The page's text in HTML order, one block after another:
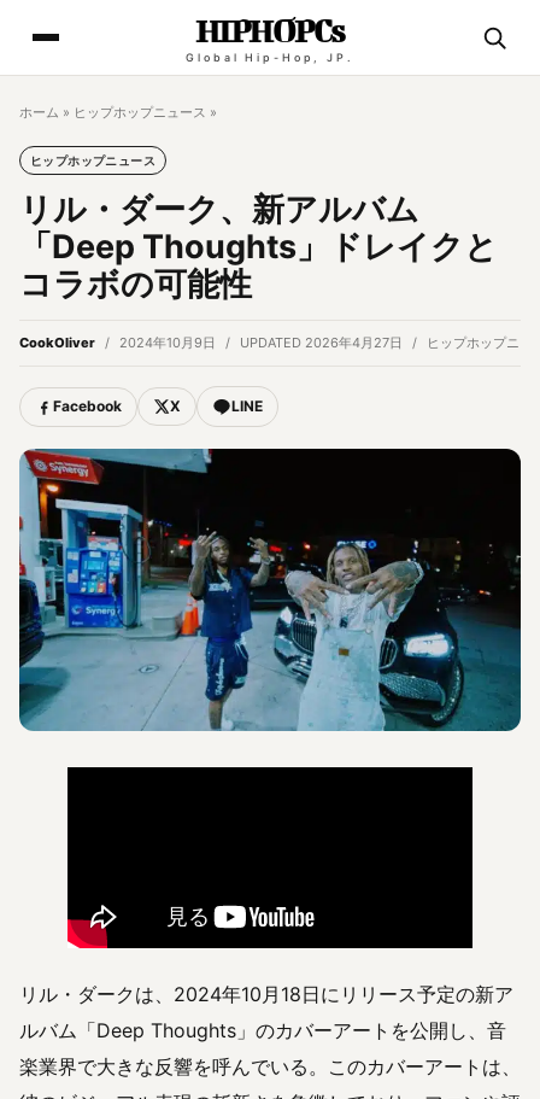
HIPHOPCs
Global Hip-Hop, JP.
ホーム » ヒップホップニュース »
ヒップホップニュース
リル・ダーク、新アルバム
「Deep Thoughts」ドレイクと
コラボの可能性
CookOliver 2024年10月9日 UPDATED 2026年4月27日 ヒップホップニュ
Facebook X LINE
リル・ダークは、2024年10月18日にリリース予定の新ア
ルバム「Deep Thoughts」のカバーアートを公開し、音
楽業界で大きな反響を呼んでいる。このカバーアートは、